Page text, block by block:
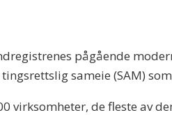
pågående
tingsrettslig sameie (SAM)
virksomheter, de fleste av